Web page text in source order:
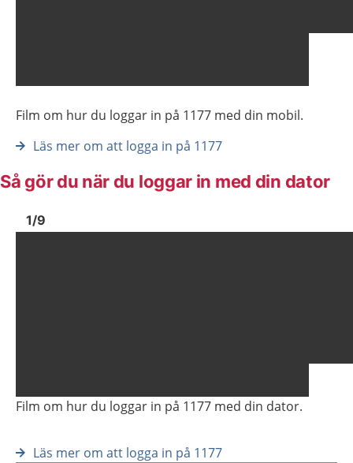
Film om hur du loggar in på 1177 med din mobil.
Läs mer om att logga in på 1177
Så gör du när du loggar in med din dator
Bild1
Film om hur du loggar in på 1177 med din dator.
Läs mer om att logga in på 1177
1/9